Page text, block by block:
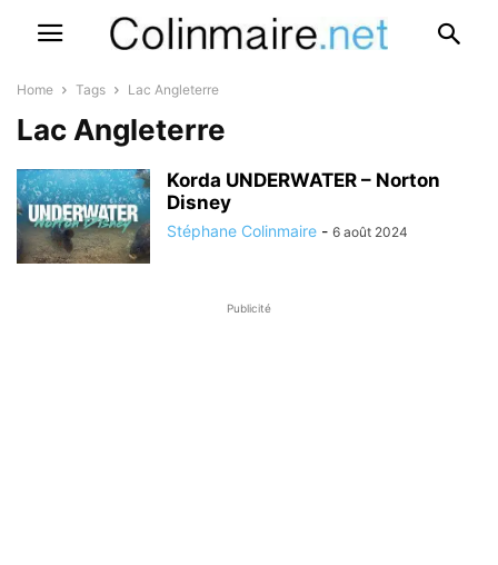
Home Tags Lac Angleterre
Lac Angleterre
Korda UNDERWATER – Norton
Disney
Stéphane Colinmaire - 6 août 2024
Publicité